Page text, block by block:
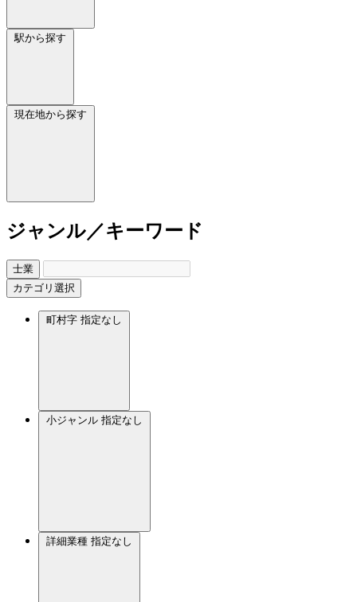
駅から探す
現在地から探す
ジャンル／キーワード
士業
カテゴリ選択
町村字 指定なし
小ジャンル 指定なし
詳細業種 指定なし